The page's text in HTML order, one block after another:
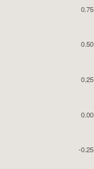
-0.25
0.00
0.25
0.50
0.75